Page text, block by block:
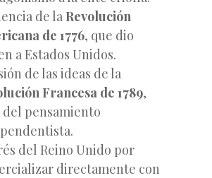
de la Revolución
de 1776, que dio
a Estados Unidos.
de las ideas de la
Francesa de 1789,
del pensamiento
del Reino Unido por
directamente con